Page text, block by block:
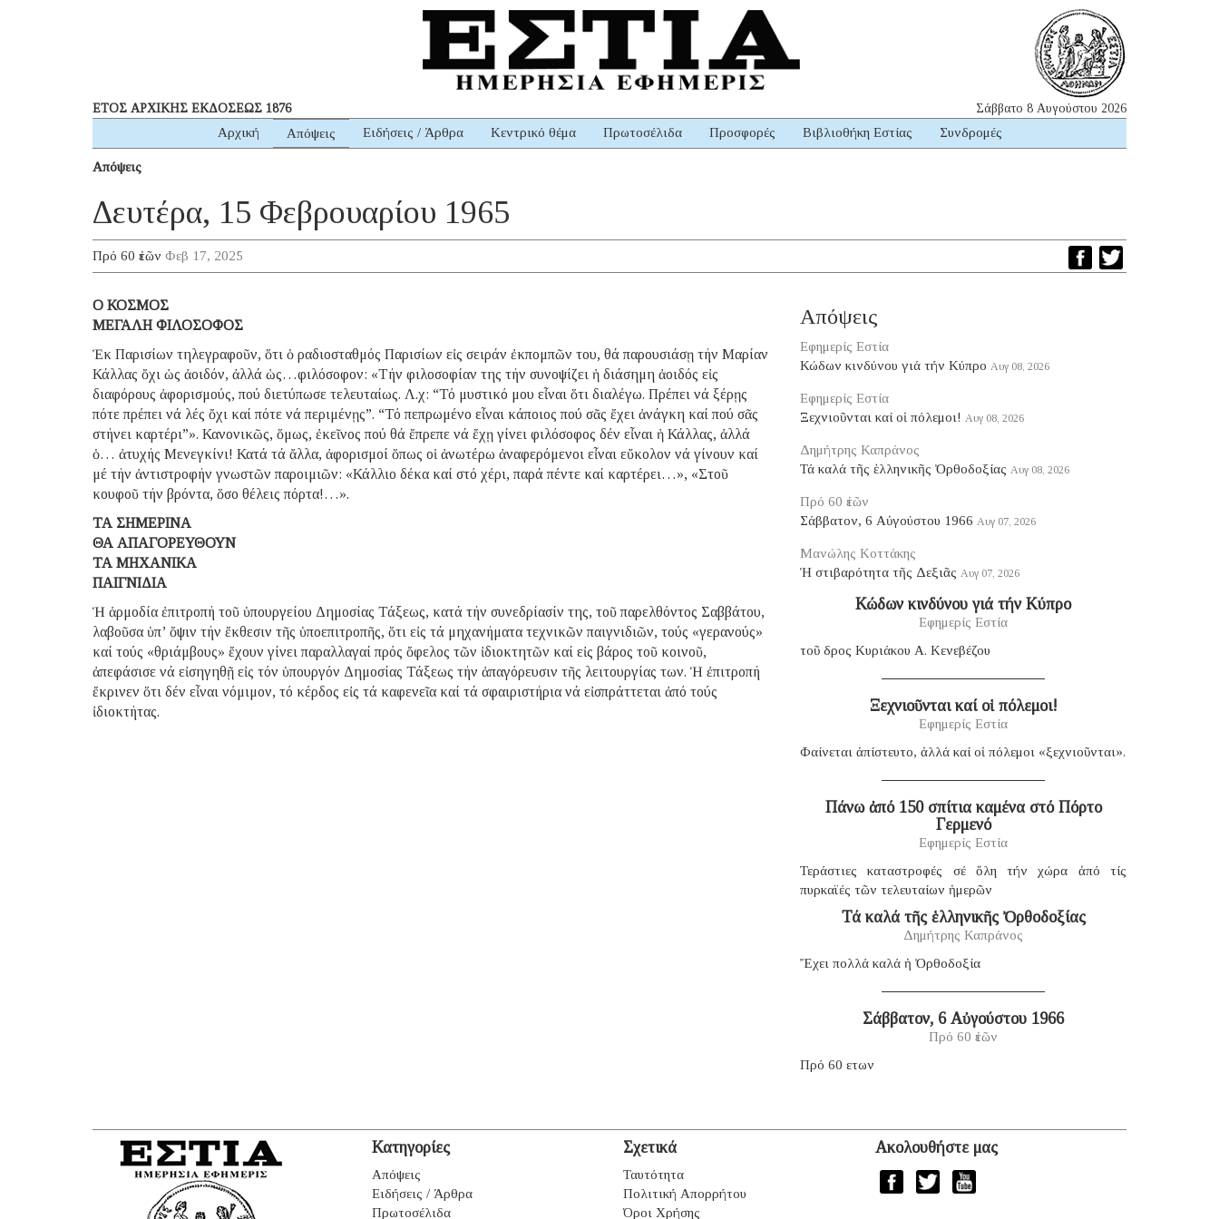
ΕΤΟΣ ΑΡΧΙΚΗΣ ΕΚΔΟΣΕΩΣ 1876 Σάββατο 8 Αυγούστου 2026
Αρχική Απόψεις Ειδήσεις / Άρθρα Κεντρικό θέμα Πρωτοσέλιδα Προσφορές Βιβλιοθήκη Εστίας Συνδρομές
Απόψεις
Δευτέρα, 15 Φεβρουαρίου 1965
Πρό 60 ἐτῶν Φεβ 17, 2025
O ΚΟΣΜΟΣ
ΜΕΓΑΛΗ ΦΙΛΟΣΟΦΟΣ
Ἐκ Παρισίων τηλεγραφοῦν, ὅτι ὁ ραδιοσταθμός Παρισίων εἰς σειράν ἐκπομπῶν του, θά παρουσιάσῃ τήν Μαρίαν
Κάλλας ὄχι ὡς ἀοιδόν, ἀλλά ὡς…φιλόσοφον: «Τήν φιλοσοφίαν της τήν συνοψίζει ἡ διάσημη ἀοιδός εἰς
διαφόρους ἀφορισμούς, πού διετύπωσε τελευταίως. Λ.χ: “Τό μυστικό μου εἶναι ὅτι διαλέγω. Πρέπει νά ξέρῃς
πότε πρέπει νά λές ὄχι καί πότε νά περιμένῃς”. “Τό πεπρωμένο εἶναι κάποιος πού σᾶς ἔχει ἀνάγκη καί πού σᾶς
στήνει καρτέρι”». Κανονικῶς, ὅμως, ἐκεῖνος πού θά ἔπρεπε νά ἔχῃ γίνει φιλόσοφος δέν εἶναι ἡ Κάλλας, ἀλλά
ὁ… ἀτυχής Μενεγκίνι! Κατά τά ἄλλα, ἀφορισμοί ὅπως οἱ ἀνωτέρω ἀναφερόμενοι εἶναι εὔκολον νά γίνουν καί
μέ τήν ἀντιστροφήν γνωστῶν παροιμιῶν: «Κάλλιο δέκα καί στό χέρι, παρά πέντε καί καρτέρει…», «Στοῦ
κουφοῦ τήν βρόντα, ὅσο θέλεις πόρτα!…».
ΤΑ ΣΗΜΕΡΙΝΑ
ΘΑ ΑΠΑΓΟΡΕΥΘΟΥΝ
ΤΑ ΜΗΧΑΝΙΚΑ
ΠΑΙΓΝΙΔΙΑ
Ἡ ἁρμοδία ἐπιτροπή τοῦ ὑπουργείου Δημοσίας Τάξεως, κατά τήν συνεδρίασίν της, τοῦ παρελθόντος Σαββάτου,
λαβοῦσα ὑπ’ ὄψιν τήν ἔκθεσιν τῆς ὑποεπιτροπῆς, ὅτι εἰς τά μηχανήματα τεχνικῶν παιγνιδιῶν, τούς «γερανούς»
καί τούς «θριάμβους» ἔχουν γίνει παραλλαγαί πρός ὄφελος τῶν ἰδιοκτητῶν καί εἰς βάρος τοῦ κοινοῦ,
ἀπεφάσισε νά εἰσηγηθῇ εἰς τόν ὑπουργόν Δημοσίας Τάξεως τήν ἀπαγόρευσιν τῆς λειτουργίας των. Ἡ ἐπιτροπή
ἔκρινεν ὅτι δέν εἶναι νόμιμον, τό κέρδος εἰς τά καφενεῖα καί τά σφαιριστήρια νά εἰσπράττεται ἀπό τούς
ἰδιοκτήτας.
Απόψεις
Εφημερίς Εστία
Κώδων κινδύνου γιά τήν Κύπρο Αυγ 08, 2026
Εφημερίς Εστία
Ξεχνιοῦνται καί οἱ πόλεμοι! Αυγ 08, 2026
Δημήτρης Καπράνος
Τά καλά τῆς ἑλληνικῆς Ὀρθοδοξίας Αυγ 08, 2026
Πρό 60 ἐτῶν
Σάββατον, 6 Αὐγούστου 1966 Αυγ 07, 2026
Μανώλης Κοττάκης
Ἡ στιβαρότητα τῆς Δεξιᾶς Αυγ 07, 2026
Κώδων κινδύνου γιά τήν Κύπρο
Εφημερίς Εστία
τοῦ δρος Κυριάκου Α. Κενεβέζου
Ξεχνιοῦνται καί οἱ πόλεμοι!
Εφημερίς Εστία
Φαίνεται ἀπίστευτο, ἀλλά καί οἱ πόλεμοι «ξεχνιοῦνται».
Πάνω ἀπό 150 σπίτια καμένα στό Πόρτο
Γερμενό
Εφημερίς Εστία
Τεράστιες καταστροφές σέ ὅλη τήν χώρα ἀπό τίς
πυρκαϊές τῶν τελευταίων ἡμερῶν
Τά καλά τῆς ἑλληνικῆς Ὀρθοδοξίας
Δημήτρης Καπράνος
Ἔχει πολλά καλά ἡ Ὀρθοδοξία
Σάββατον, 6 Αὐγούστου 1966
Πρό 60 ἐτῶν
Πρό 60 ετων
Κατηγορίες
Απόψεις
Ειδήσεις / Άρθρα
Πρωτοσέλιδα
Σχετικά
Ταυτότητα
Πολιτική Απορρήτου
Όροι Χρήσης
Ακολουθήστε μας